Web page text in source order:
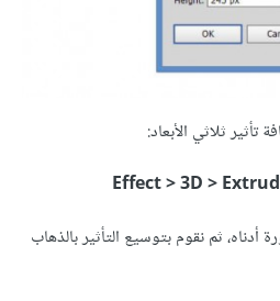
Effect > 3D >
أدناه، ثم نقوم بتوسيع التأثير بالذهاب